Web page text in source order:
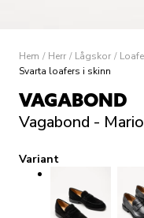
Hem / Herr / Lågskor /
Svarta loafers i skinn
VAGABOND
Vagabond -
Variant